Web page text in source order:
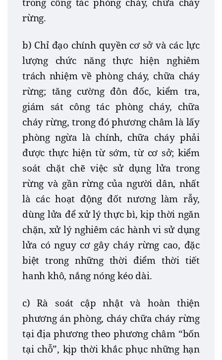
trong công tác phòng cháy, chữa cháy
rừng.
b) Chỉ đạo chính quyền cơ sở và các lực
lượng chức năng thực hiện nghiêm
trách nhiệm về phòng cháy, chữa cháy
rừng; tăng cường đôn đốc, kiểm tra,
giám sát công tác phòng cháy, chữa
cháy rừng, trong đó phương châm là lấy
phòng ngừa là chính, chữa cháy phải
được thực hiện từ sớm, từ cơ sở; kiểm
soát chặt chẽ việc sử dụng lửa trong
rừng và gần rừng của người dân, nhất
là các hoạt động đốt nương làm rẫy,
dùng lửa để xử lý thực bì, kịp thời ngăn
chặn, xử lý nghiêm các hành vi sử dụng
lửa có nguy cơ gây cháy rừng cao, đặc
biệt trong những thời điểm thời tiết
hanh khô, nắng nóng kéo dài.
c) Rà soát cập nhật và hoàn thiện
phương án phòng, cháy chữa cháy rừng
tại địa phương theo phương châm “bốn
tại chỗ”, kịp thời khắc phục những hạn